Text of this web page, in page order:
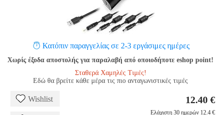
Κατόπιν παραγγελίας σε 2-3 εργάσιμες ημέρες
Χωρίς έξοδα αποστολής για παραλαβή από οποιοδήποτε eshop point!
Σταθερά Χαμηλές Τιμές!
Εδώ θα βρείτε κάθε μέρα τις πιο ανταγωνιστικές τιμές
Wishlist 12.40 €
Ελάχιστη 30 ημερών 12.4 €